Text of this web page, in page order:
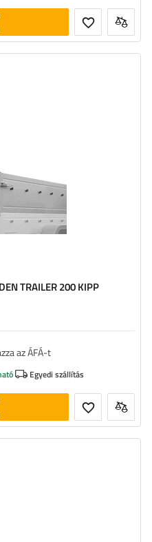
TRAILER 200 KIPP
az ÁFÁ-t
Egyedi szállítás